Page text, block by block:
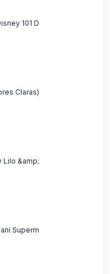
101 D
Claras)
Lilo &amp;
Superm